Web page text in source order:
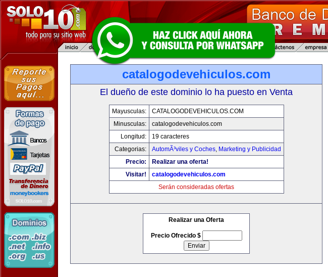
catalogodevehiculos.com
El dueño de este dominio lo ha puesto en Venta
Mayusculas:
CATALOGODEVEHICULOS.COM
Minusculas:
catalogodevehiculos.com
Longitud:
19 caracteres
Categorias:
AutomÃ³viles y Coches, Marketing y Publicidad
Precio:
Realizar una oferta!
Visitar!
catalogodevehiculos.com
Serán consideradas ofertas
Realizar una Oferta
Precio Ofrecido $